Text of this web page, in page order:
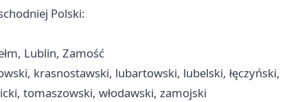
Polski:
Lublin, Zamość
krasnostawski, lubartowski, lubelski, łęczyński,
tomaszowski, włodawski, zamojski